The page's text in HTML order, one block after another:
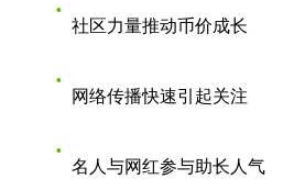
社区力量推动币价成长
网络传播快速引起关注
名人与网红参与助长人气